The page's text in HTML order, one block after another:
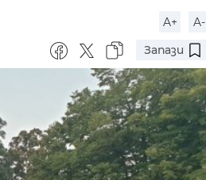
A+
A-
Запази